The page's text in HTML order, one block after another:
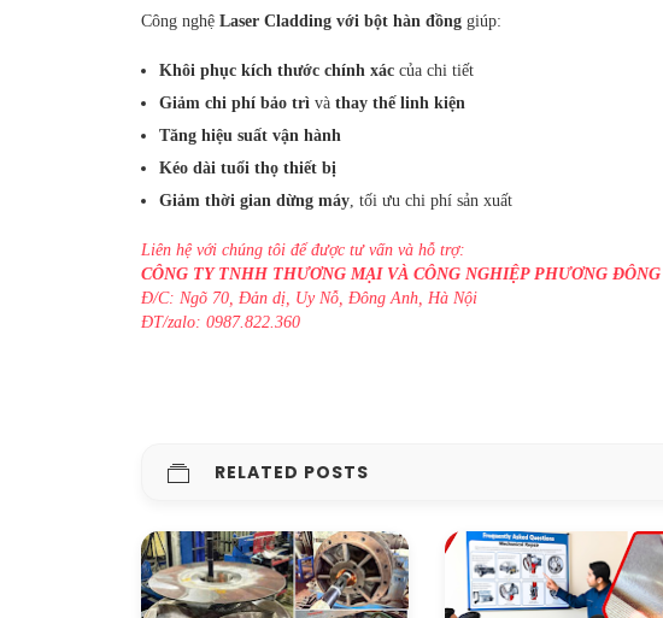
Công nghệ Laser Cladding với bột hàn đồng giúp:
Khôi phục kích thước chính xác của chi tiết
Giảm chi phí bảo trì và thay thế linh kiện
Tăng hiệu suất vận hành
Kéo dài tuổi thọ thiết bị
Giảm thời gian dừng máy , tối ưu chi phí sản xuất
Liên hệ với chúng tôi để được tư vấn và hỗ trợ:
CÔNG TY TNHH THƯƠNG MẠI VÀ CÔNG NGHIỆP PHƯƠNG ĐÔNG
Đ/C: Ngõ 70, Đản dị, Uy Nỗ, Đông Anh, Hà Nội
ĐT/zalo: 0987.822.360
RELATED POSTS